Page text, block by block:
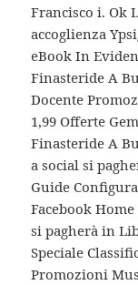
Francisco i. Ok
accoglienza
eBook In
Finasteride A
Docente
1,99 Offerte
Finasteride A
a social si
Guide
Facebook
si pagherà in
Speciale
Promozioni